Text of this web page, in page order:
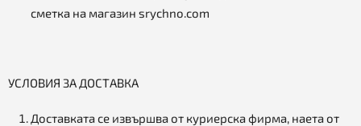
сметка на магазин srychno.com
УСЛОВИЯ ЗА ДОСТАВКА
Доставката се извършва от куриерска фирма, наета от